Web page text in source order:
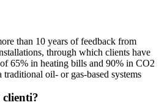
than 10 years of feedback from
through which clients have
65% in heating bills and 90% in CO2
oil- or gas-based systems